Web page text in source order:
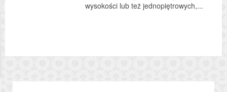
wysokości lub też jednopiętrowych,...